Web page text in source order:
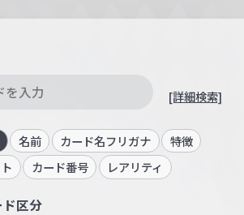
[詳細検索]
名前 カード名フリガナ
特徴
カード番号 レアリティ
区分